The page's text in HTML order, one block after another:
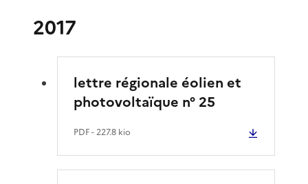
2017
lettre régionale éolien et
photovoltaïque n° 25
PDF- 227.8 kio